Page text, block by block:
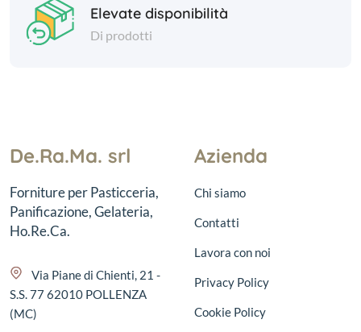
Elevate disponibilità
Di prodotti
De.Ra.Ma. srl
Forniture per Pasticceria,
Panificazione, Gelateria,
Ho.Re.Ca.
Via Piane di Chienti, 21 -
S.S. 77 62010 POLLENZA
(MC)
Azienda
Chi siamo
Contatti
Lavora con noi
Privacy Policy
Cookie Policy